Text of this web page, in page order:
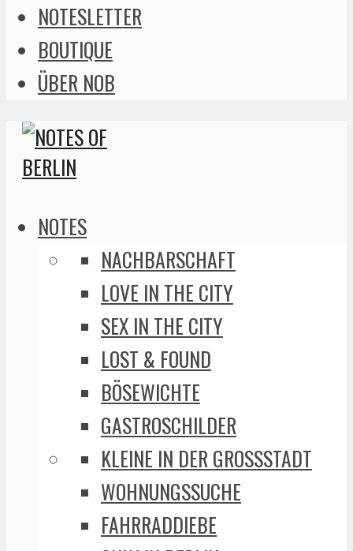
NOTESLETTER
BOUTIQUE
ÜBER NOB
NOTES
NACHBARSCHAFT
LOVE IN THE CITY
SEX IN THE CITY
LOST & FOUND
BÖSEWICHTE
GASTROSCHILDER
KLEINE IN DER GROSSSTADT
WOHNUNGSSUCHE
FAHRRADDIEBE